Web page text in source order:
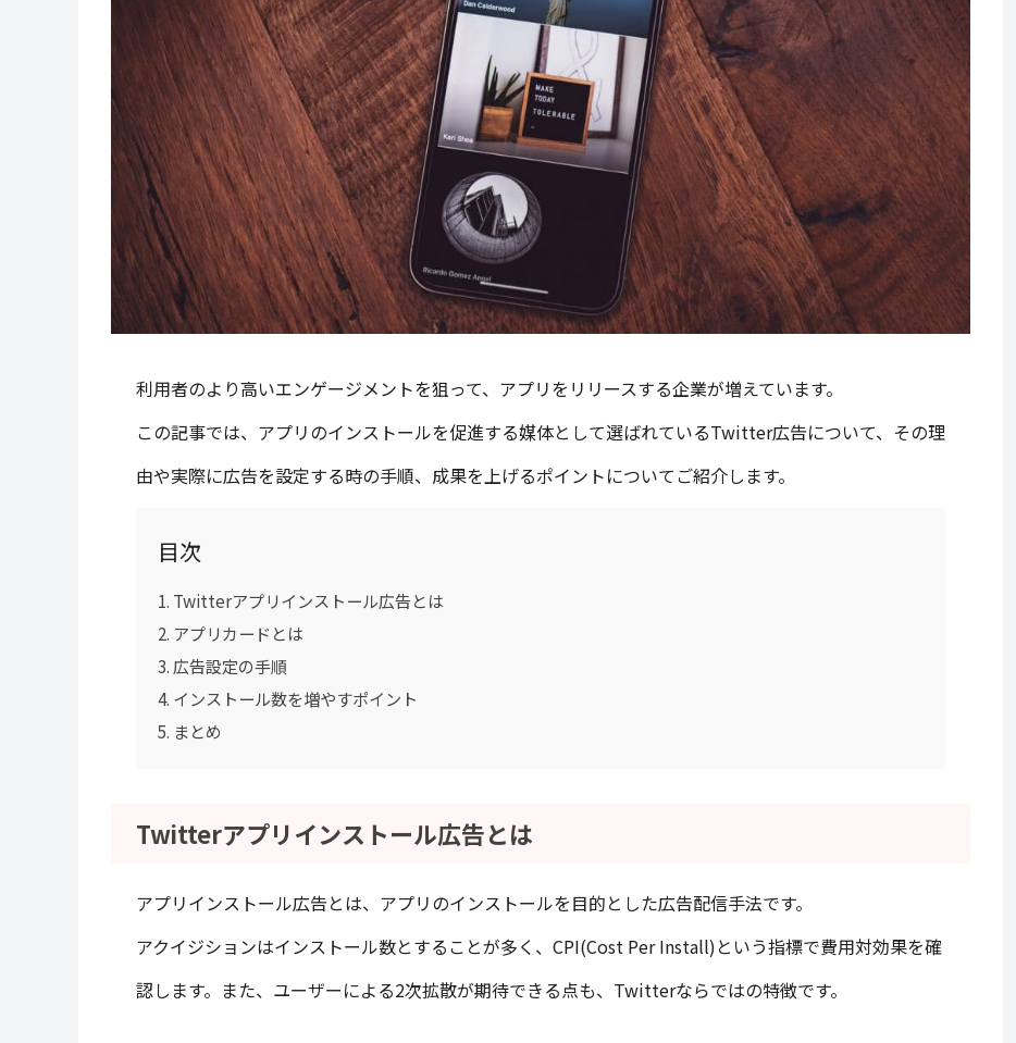
利用者のより高いエンゲージメントを狙って、アプリをリリースする企業が増えています。
この記事では、アプリのインストールを促進する媒体として選ばれているTwitter広告について、その理
由や実際に広告を設定する時の手順、成果を上げるポイントについてご紹介します。
目次
Twitterアプリインストール広告とは
アプリカードとは
広告設定の手順
インストール数を増やすポイント
まとめ
Twitterアプリインストール広告とは
アプリインストール広告とは、アプリのインストールを目的とした広告配信手法です。
アクイジションはインストール数とすることが多く、CPI(Cost Per Install)という指標で費用対効果を確
認します。また、ユーザーによる2次拡散が期待できる点も、Twitterならではの特徴です。